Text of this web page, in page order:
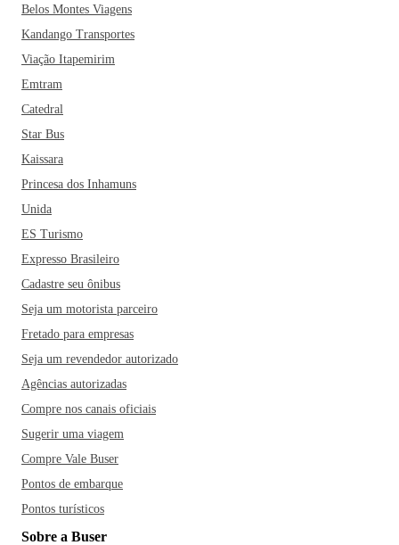
Belos Montes Viagens
Kandango Transportes
Viação Itapemirim
Emtram
Catedral
Star Bus
Kaissara
Princesa dos Inhamuns
Unida
ES Turismo
Expresso Brasileiro
Cadastre seu ônibus
Seja um motorista parceiro
Fretado para empresas
Seja um revendedor autorizado
Agências autorizadas
Compre nos canais oficiais
Sugerir uma viagem
Compre Vale Buser
Pontos de embarque
Pontos turísticos
Sobre a Buser